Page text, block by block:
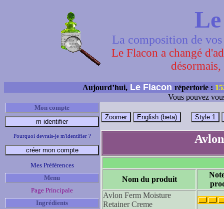
La composition de
Le Flacon a changé
Aujourd’hui, Le Flacon répertorie :
Vous pouvez
Mon compte
Pourquoi devrais-je m'identifier ?
Mes Préférences
Menu
Page Principale
Ingrédients
Nom du produit
Avlon Ferm Moisture
Retainer Creme